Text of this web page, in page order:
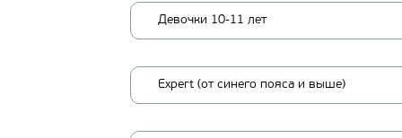
Девочки 10-11 лет
Expert (от синего пояса и выше)